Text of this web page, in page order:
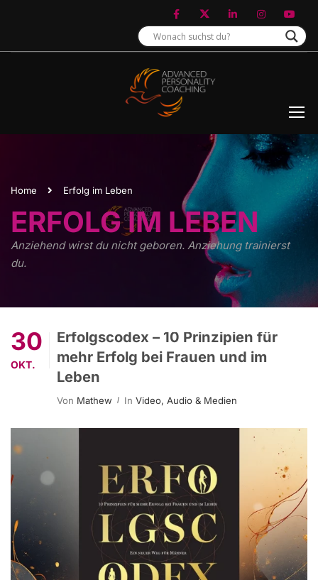
Home Erfolg im Leben
ERFOLG IM LEBEN
Anziehend wirst du nicht geboren. Anziehung trainierst
du.
30
OKT.
Erfolgscodex – 10 Prinzipien für
mehr Erfolg bei Frauen und im
Leben
Von Mathew In Video, Audio & Medien